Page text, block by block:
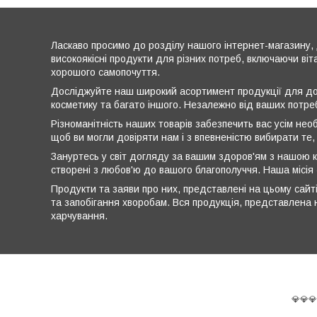
Ласкаво просимо до розділу нашого інтернет-
високоякісні продукти для різних потреб, включаючи
хорошого самопочуття.
Досліджуйте наш широкий асортимент продукції для
косметику та багато іншого. Незалежно від ваших
Різноманітність наших товарів забезпечить вас усім
щоб ви могли довіряти нам і з впевненістю вибирати
Зануртесь у світ догляду за вашим здоров'ям з нашою
створені з любов'ю до вашого благополуччя. Наша
Продукти та заяви про них, представлені на цьому
та запобігання хворобам. Вся продукція,
харчування.